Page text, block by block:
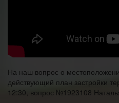
На наш вопрос о
действующий план застройки
12:30, вопрос №1923108